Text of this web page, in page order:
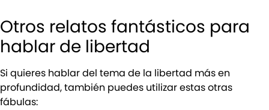
Otros relatos fantásticos para
hablar de libertad
Si quieres hablar del tema de la libertad más en
profundidad, también puedes utilizar estas otras
fábulas: